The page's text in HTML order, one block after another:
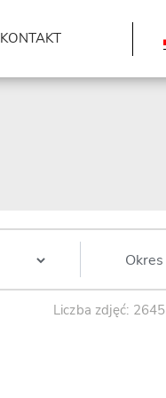
KONTAKT
Liczba zdjęć: 2645